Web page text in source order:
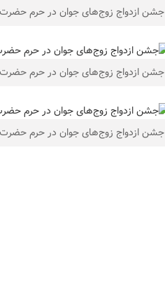
جشن ازدواج زوج‌های جوان در حرم
جشن ازدواج زوج‌های جوان در حرم
جشن ازدواج زوج‌های جوان در حرم